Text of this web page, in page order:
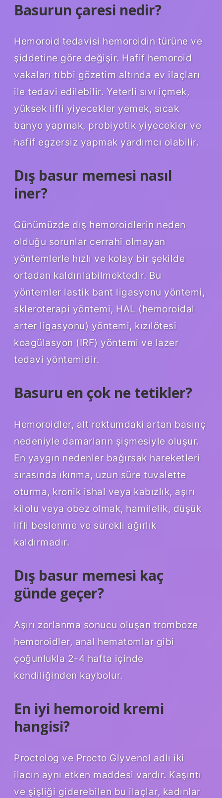
Basurun çaresi nedir?
Hemoroid tedavisi hemoroidin türüne ve
şiddetine göre değişir. Hafif hemoroid
vakaları tıbbi gözetim altında ev ilaçları
ile tedavi edilebilir. Yeterli sıvı içmek,
yüksek lifli yiyecekler yemek, sıcak
banyo yapmak, probiyotik yiyecekler ve
hafif egzersiz yapmak yardımcı olabilir.
Dış basur memesi nasıl
iner?
Günümüzde dış hemoroidlerin neden
olduğu sorunlar cerrahi olmayan
yöntemlerle hızlı ve kolay bir şekilde
ortadan kaldırılabilmektedir. Bu
yöntemler lastik bant ligasyonu yöntemi,
skleroterapi yöntemi, HAL (hemoroidal
arter ligasyonu) yöntemi, kızılötesi
koagülasyon (IRF) yöntemi ve lazer
tedavi yöntemidir.
Basuru en çok ne tetikler?
Hemoroidler, alt rektumdaki artan basınç
nedeniyle damarların şişmesiyle oluşur.
En yaygın nedenler bağırsak hareketleri
sırasında ıkınma, uzun süre tuvalette
oturma, kronik ishal veya kabızlık, aşırı
kilolu veya obez olmak, hamilelik, düşük
lifli beslenme ve sürekli ağırlık
kaldırmadır.
Dış basur memesi kaç
günde geçer?
Aşırı zorlanma sonucu oluşan tromboze
hemoroidler, anal hematomlar gibi
çoğunlukla 2-4 hafta içinde
kendiliğinden kaybolur.
En iyi hemoroid kremi
hangisi?
Proctolog ve Procto Glyvenol adlı iki
ilacın aynı etken maddesi vardır. Kaşıntı
ve şişliği giderebilen bu ilaçlar, kadınlar